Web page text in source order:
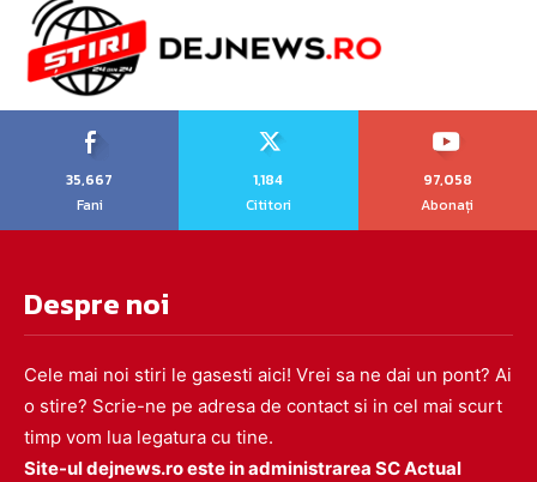
35,667
Fani
1,184
Cititori
97,058
Abonați
Despre noi
Cele mai noi stiri le gasesti aici! Vrei sa ne dai un pont? Ai
o stire? Scrie-ne pe adresa de contact si in cel mai scurt
timp vom lua legatura cu tine.
Site-ul dejnews.ro este in administrarea SC Actual